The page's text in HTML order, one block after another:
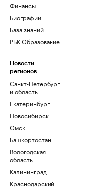
Финансы
Биографии
База знаний
РБК Образование
Новости
регионов
Санкт-Петербург
и область
Екатеринбург
Новосибирск
Омск
Башкортостан
Вологодская
область
Калининград
Краснодарский